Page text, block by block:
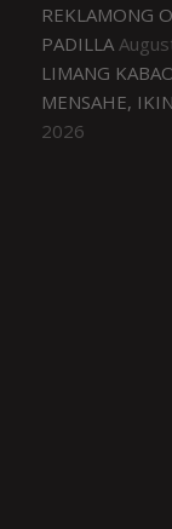
REKLAMONG
PADILLA
LIMANG
MENSAHE,
2026